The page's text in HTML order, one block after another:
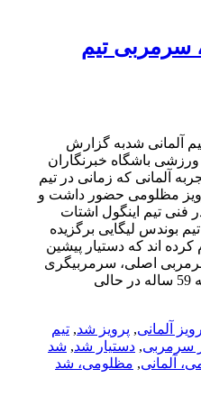
سرمربی تیم
آلمانی شدبه گزارش
باشگاه خبرنگاران
آلمانی که زمانی در تیم
مظلومی حضور داشت و
تیم اینگول اشتات
بوندس لیگایی برگزیده
اند که دستیار پیشین
اصلی، سرمربیگری
این تیم را عهده دار خواهد بود. هنکه 59 ساله در حالی
آلمانی ,پرویز شد,تیم
سرمربی ,دستیار شد,شد
آلمانی ,مظلومی، شد